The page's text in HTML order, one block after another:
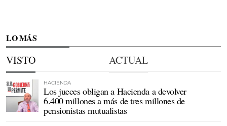
LO MÁS
VISTO ACTUAL
HACIENDA
Los jueces obligan a Hacienda a devolver
6.400 millones a más de tres millones de
pensionistas mutualistas